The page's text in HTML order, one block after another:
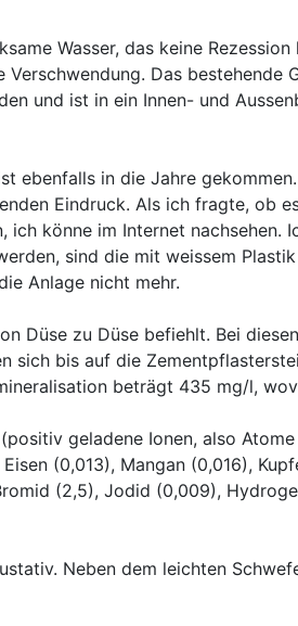
Wasser, das keine
Das bestehende
und ist in ein Innen- und
in die Jahre
Eindruck. Als ich fragte, ob
könne im Internet
sind die mit weissem
Anlage nicht mehr.
Düse zu Düse befiehlt. Bei
sich bis auf die
beträgt 435 mg/l,
(positiv geladene Ionen, also
(0,013), Mangan (0,016),
(2,5), Jodid (0,009),
Neben dem leichten